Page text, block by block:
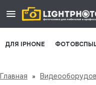
ДЛЯ IPHONE
Главная »